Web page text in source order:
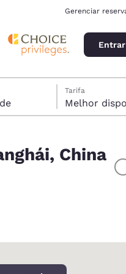
Gerenciar
Tarifa
Melhor
China